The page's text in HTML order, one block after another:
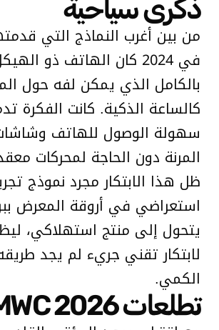
ذكرى سياحية
من بين أغرب النماذج التي
في 2024 كان الهاتف ذو
بالكامل الذي يمكن لفه حول
كالساعة الذكية. كانت الفكرة
سهولة الوصول للهاتف
المرنة دون الحاجة لمحركات
ظل هذا الابتكار مجرد نموذج
استعراضي في أروقة المعرض
يتحول إلى منتج استهلاكي،
لابتكار تقني جريء لم يجد طريقه
الكمي.
تطلعات MWC 2026